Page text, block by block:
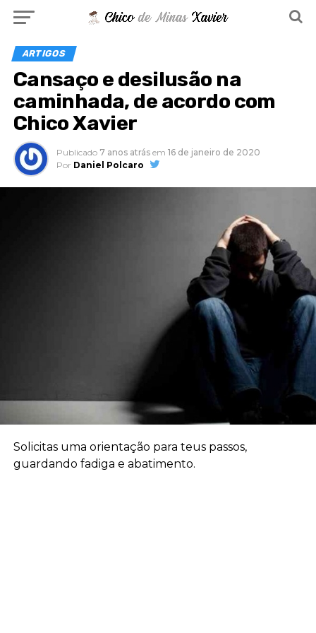
ARTIGOS
Cansaço e desilusão na
caminhada, de acordo com
Chico Xavier
Publicado 7 anos atrás em 16 de janeiro de 2020
Por Daniel Polcaro
Solicitas uma orientação para teus passos,
guardando fadiga e abatimento.